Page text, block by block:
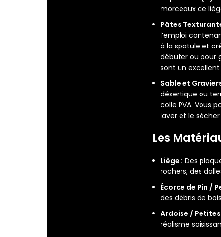
morceaux de
Pâtes
l’emploi
à la spatule et
débuter ou pour
sont un
Sable et
désertique ou
colle PVA. Vous
laver et le
Les
Liège : Des
rochers, des
Écorce de Pin /
des débris de
Ardoise / Petites
réalisme